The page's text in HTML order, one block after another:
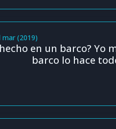
mar (2019)
en un barco? Yo
barco lo hace